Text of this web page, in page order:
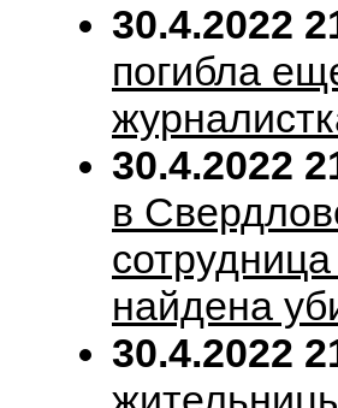
30.4.2022
погибла
30.4.2022
в
найдена
30.4.2022